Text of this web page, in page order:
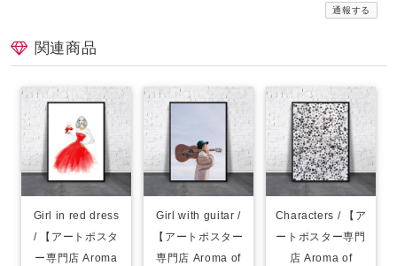
通報する
関連商品
Girl in red dress
/ 【アートポスタ
ー専門店 Aroma
Girl with guitar /
【アートポスター
専門店 Aroma of
Characters / 【ア
ートポスター専門
店 Aroma of